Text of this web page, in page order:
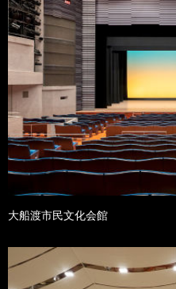
大船渡市民文化会館